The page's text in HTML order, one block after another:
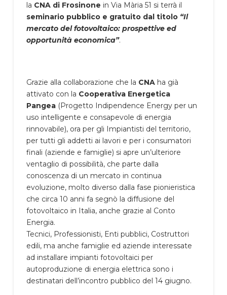
la CNA di Frosinone in Via Mària 51 si terrà il
seminario pubblico e gratuito dal titolo“Il
mercato del fotovoltaico: prospettive ed
opportunità economica”.
Grazie alla collaborazione che la CNAha già
attivato con la Cooperativa Energetica
Pangea(Progetto Indipendence Energy per un
uso intelligente e consapevole di energia
rinnovabile), ora per gli Impiantisti del territorio,
per tutti gli addetti ai lavori e per i consumatori
finali (aziende e famiglie) si apre un’ulteriore
ventaglio di possibilità, che parte dalla
conoscenza di un mercato in continua
evoluzione, molto diverso dalla fase pionieristica
che circa 10 anni fa segnò la diffusione del
fotovoltaico in Italia, anche grazie al Conto
Energia.
Tecnici, Professionisti, Enti pubblici, Costruttori
edili, ma anche famiglie ed aziende interessate
ad installare impianti fotovoltaici per
autoproduzione di energia elettrica sono i
destinatari dell’incontro pubblico del 14 giugno.